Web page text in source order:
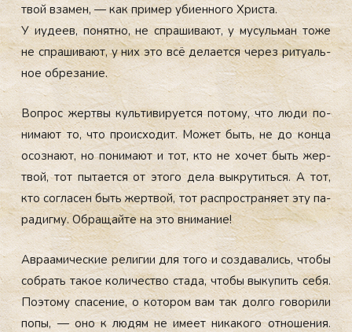
твой вза­мен, — как при­мер уби­ен­но­го Хрис­та.
У и­уде­ев, по­нят­но, не спра­шива­ют, у му­суль­ман то­же
не спра­шива­ют, у них это всё де­ла­ет­ся че­рез ри­ту­аль­
ное об­ре­зание.
Воп­рос жер­твы куль­ти­виру­ет­ся по­тому, что лю­ди по­
нима­ют то, что про­ис­хо­дит. Мо­жет быть, не до кон­ца
осоз­на­ют, но по­нима­ют и тот, кто не хо­чет быть жер­
твой, тот пы­та­ет­ся от это­го де­ла вык­ру­тить­ся. А тот,
кто сог­ла­сен быть жер­твой, тот рас­простра­ня­ет эту па­
радиг­му. Об­ра­щай­те на это вни­мание!
Ав­ра­ами­чес­кие ре­лигии для то­го и соз­да­вались, что­бы
соб­рать та­кое ко­личес­тво ста­да, что­бы вы­купить се­бя.
По­это­му спа­сение, о ко­тором вам так дол­го го­вори­ли
по­пы, — оно к лю­дям не име­ет ни­како­го от­но­шения.